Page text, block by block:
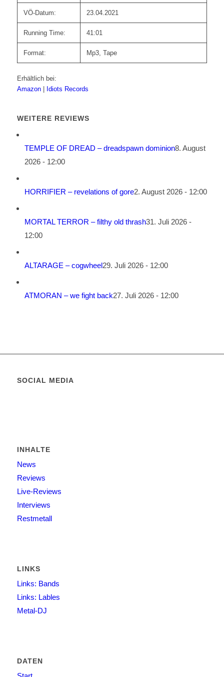
VÖ-Datum: 23.04.2021
Running Time: 41:01
Format: Mp3, Tape
Erhältlich bei:
Amazon
Idiots Records
WEITERE REVIEWS
TEMPLE OF DREAD – dreadspawn dominion8. August
2026 - 12:00
HORRIFIER – revelations of gore2. August 2026 - 12:00
MORTAL TERROR – filthy old thrash31. Juli 2026 -
12:00
ALTARAGE – cogwheel29. Juli 2026 - 12:00
ATMORAN – we fight back27. Juli 2026 - 12:00
SOCIAL MEDIA
INHALTE
News
Reviews
Live-Reviews
Interviews
Restmetall
LINKS
Links: Bands
Links: Lables
Metal-DJ
DATEN